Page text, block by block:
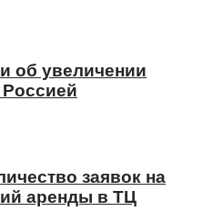
об увеличении
заявок на
аренды в ТЦ